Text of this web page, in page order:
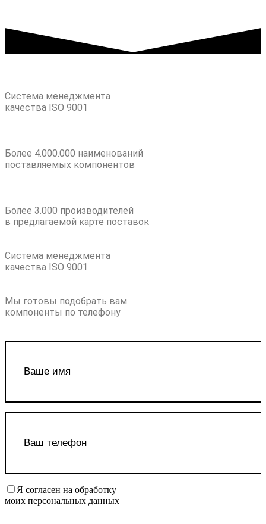
Система менеджмента
качества ISO 9001
Более 4.000.000 наименований
поставляемых компонентов
Более 3.000 производителей
в предлагаемой карте поставок
Система менеджмента
качества ISO 9001
Мы готовы подобрать вам
компоненты по телефону
Я согласен на обработку
моих персональных данных